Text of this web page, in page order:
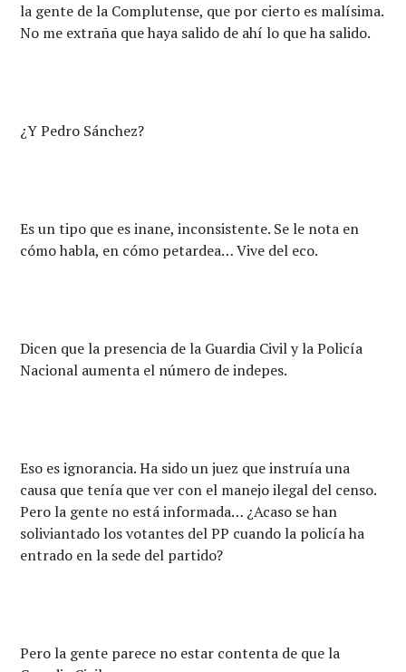
la gente de la Complutense, que por cierto es malísima.
No me extraña que haya salido de ahí lo que ha salido.
¿Y Pedro Sánchez?
Es un tipo que es inane, inconsistente. Se le nota en
cómo habla, en cómo petardea… Vive del eco.
Dicen que la presencia de la Guardia Civil y la Policía
Nacional aumenta el número de indepes.
Eso es ignorancia. Ha sido un juez que instruía una
causa que tenía que ver con el manejo ilegal del censo.
Pero la gente no está informada… ¿Acaso se han
soliviantado los votantes del PP cuando la policía ha
entrado en la sede del partido?
Pero la gente parece no estar contenta de que la